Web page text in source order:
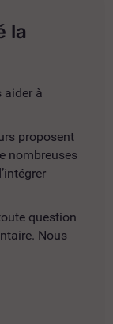
la
aider à
proposent
nombreuses
question
Nous